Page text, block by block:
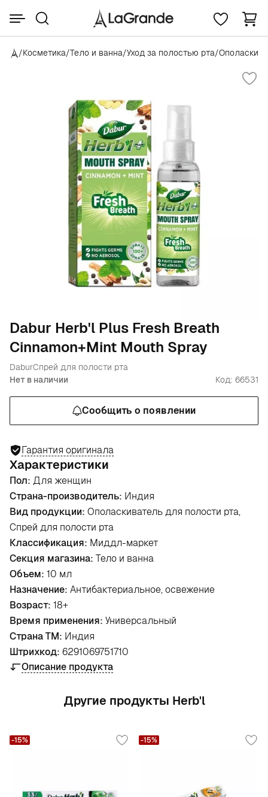
/Косметика/Тело и ванна/Уход за полостью рта/
Dabur Herb'l Plus Fresh Breath
Cinnamon+Mint Mouth Spray
DaburСпрей для полости рта
Нет в наличии
Код: 66531
Сообщить о появлении
Гарантия оригинала
Характеристики
Пол: Для женщин
Страна-производитель: Индия
Вид продукции: Ополаскиватель для полости рта,
Спрей для полости рта
Классификация: Миддл-маркет
Секция магазина: Тело и ванна
Объем: 10 мл
Назначение: Антибактериальное, освежение
Возраст: 18+
Время применения: Универсальный
Страна ТМ: Индия
Штрихкод: 6291069751710
Описание продукта
Другие продукты Herb'l
-15% -15%